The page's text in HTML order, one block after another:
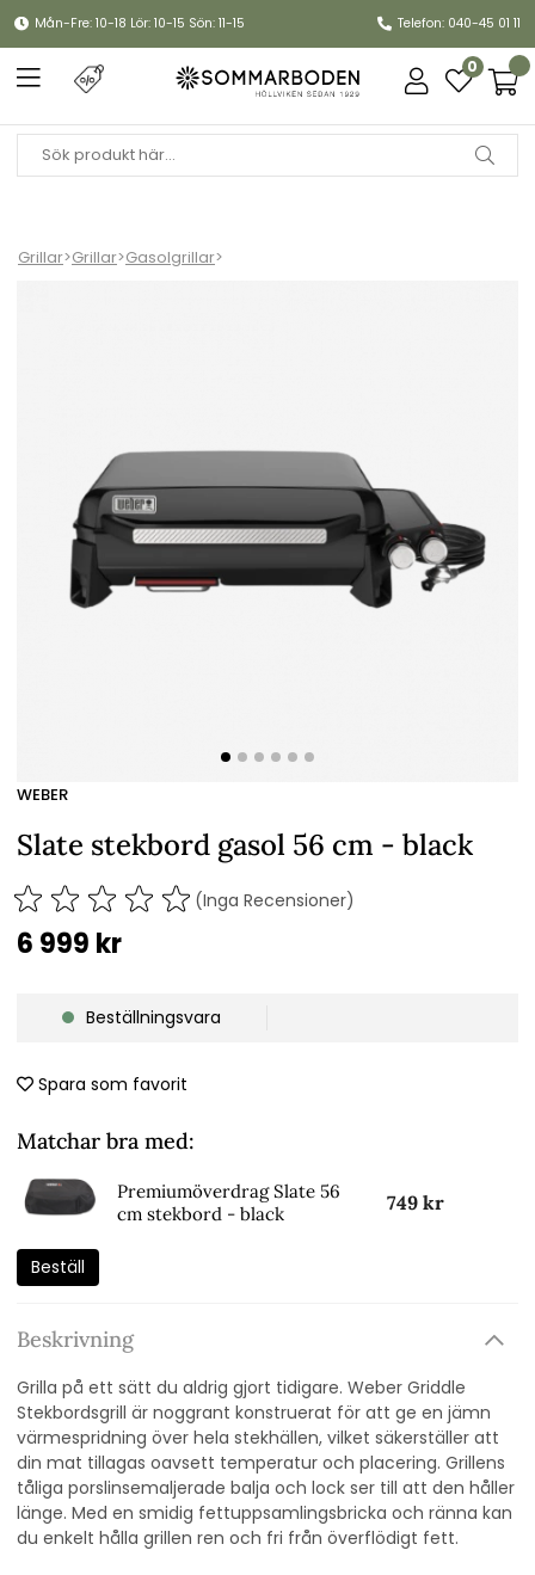
Mån-Fre: 10-18 Lör: 10-15 Sön: 11-15 Telefon: 040-45 01 11
0
Grillar>Grillar>Gasolgrillar>
WEBER
Slate stekbord gasol 56 cm - black
(Inga Recensioner)
6 999 kr
Beställningsvara
Spara som favorit
Matchar bra med:
Premiumöverdrag Slate 56
cm stekbord - black
749 kr
Beställ
Beskrivning
Grilla på ett sätt du aldrig gjort tidigare. Weber Griddle
Stekbordsgrill är noggrant konstruerat för att ge en jämn
värmespridning över hela stekhällen, vilket säkerställer att
din mat tillagas oavsett temperatur och placering. Grillens
tåliga porslinsemaljerade balja och lock ser till att den håller
länge. Med en smidig fettuppsamlingsbricka och ränna kan
du enkelt hålla grillen ren och fri från överflödigt fett.